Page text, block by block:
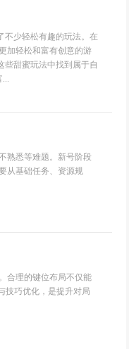
不少轻松有趣的玩法。在
加轻松和富有创意的游
些甜蜜玩法中找到属于自
...
熟悉等难题。新号阶段
从基础任务、资源规
合理的键位布局不仅能
技巧优化，是提升对局